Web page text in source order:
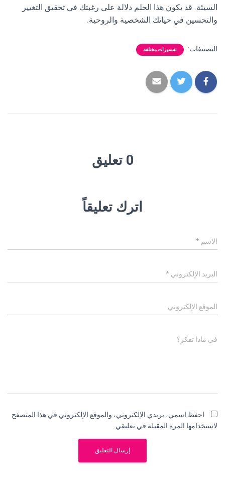
السيئة. قد يكون هذا الحلم دلالة على رغبتك في تحقيق التغيير
والتحسين في حياتك الشخصية والروحية.
التصنيفات: تفسيرات مختلفة
0 تعليق
اترك تعليقاً
الاسم *
البريد الإلكتروني *
الموقع الإلكتروني
في ماذا تفكر؟
احفظ اسمي، بريدي الإلكتروني، والموقع الإلكتروني في هذا المتصفح
لاستخدامها المرة المقبلة في تعليقي.